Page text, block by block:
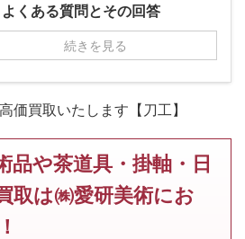
くある質問とその回答
続きを見る
価買取いたします【刀工】
品や茶道具・掛軸・日
取は㈱愛研美術にお